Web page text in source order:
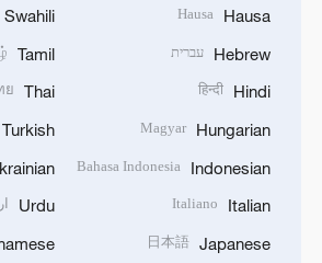
Hausa
Hausa
Hebrew עברית
Hindi
हिन्दी
Hungarian
Magyar
Indonesian
Bahasa Indonesia
Italian
Italiano
Japanese
日本語
Swahili
Tamil
Thai
ย
Turkish
Urdu